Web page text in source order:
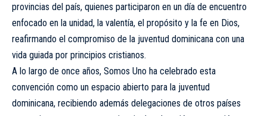
provincias del país, quienes participaron en un día de encuentro
enfocado en la unidad, la valentía, el propósito y la fe en Dios,
reafirmando el compromiso de la juventud dominicana con una
vida guiada por principios cristianos.
A lo largo de once años, Somos Uno ha celebrado esta
convención como un espacio abierto para la juventud
dominicana, recibiendo además delegaciones de otros países